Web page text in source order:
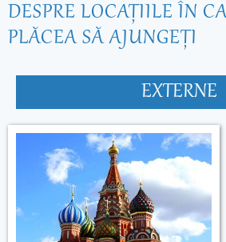
DESPRE LOCAŢIILE ÎN
PLĂCEA SĂ AJUNGEŢI
EXTERNE